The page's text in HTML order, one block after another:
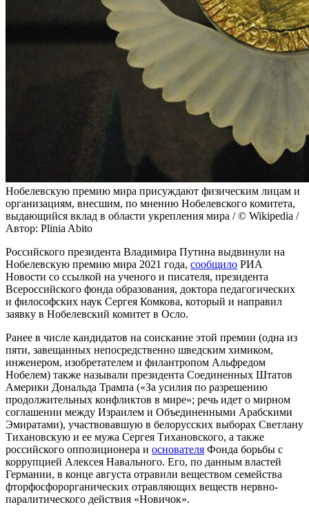
Нобелевскую премию мира присуждают физическим лицам и
организациям, внесшим, по мнению Нобелевского комитета,
выдающийся вклад в области укрепления мира / © Wikipedia /
Автор: Plinia Abito
Российского президента Владимира Путина выдвинули на
Нобелевскую премию мира 2021 года, сообщило РИА
Новости со ссылкой на ученого и писателя, президента
Всероссийского фонда образования, доктора педагогических
и философских наук Сергея Комкова, который и направил
заявку в Нобелевский комитет в Осло.
Ранее в числе кандидатов на соискание этой премии (одна из
пяти, завещанных непосредственно шведским химиком,
инженером, изобретателем и филантропом Альфредом
Нобелем) также называли президента Соединенных Штатов
Америки Дональда Трампа («За усилия по разрешению
продолжительных конфликтов в мире»; речь идет о мирном
соглашении между Израилем и Объединенными Арабскими
Эмиратами), участвовавшую в белорусских выборах Светлану
Тихановскую и ее мужа Сергея Тихановского, а также
российского оппозиционера и основателя Фонда борьбы с
коррупцией Алексея Навального. Его, по данным властей
Германии, в конце августа отравили веществом семейства
фторфосфорорганических отравляющих веществ нервно-
паралитического действия «Новичок».